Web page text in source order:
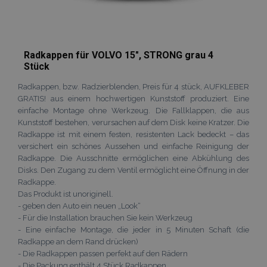
Radkappen für VOLVO 15", STRONG grau 4
Stück
Radkappen, bzw. Radzierblenden, Preis für 4 stück, AUFKLEBER
GRATIS! aus einem hochwertigen Kunststoff produziert. Eine
einfache Montage ohne Werkzeug. Die Fallklappen, die aus
Kunststoff bestehen, verursachen auf dem Disk keine Kratzer. Die
Radkappe ist mit einem festen, resistenten Lack bedeckt – das
versichert ein schönes Aussehen und einfache Reinigung der
Radkappe. Die Ausschnitte ermöglichen eine Abkühlung des
Disks. Den Zugang zu dem Ventil ermöglicht eine Öffnung in der
Radkappe.
Das Produkt ist unoriginell.
- geben den Auto ein neuen „Look“
- Für die Installation brauchen Sie kein Werkzeug
- Eine einfache Montage, die jeder in 5 Minuten Schaft (die
Radkappe an dem Rand drücken)
- Die Radkappen passen perfekt auf den Rädern
Adobe Inc.
www.vtvauto.at
product_data_storage
Adobe Inc.
www.vtvauto.at